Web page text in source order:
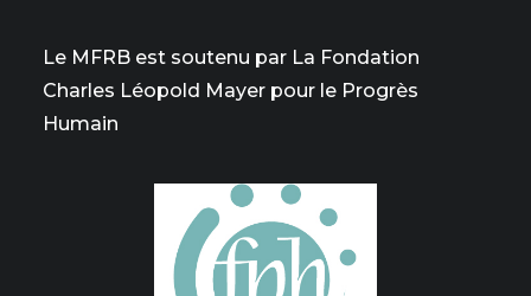
Le MFRB est soutenu par La Fondation
Charles Léopold Mayer pour le Progrès
Humain